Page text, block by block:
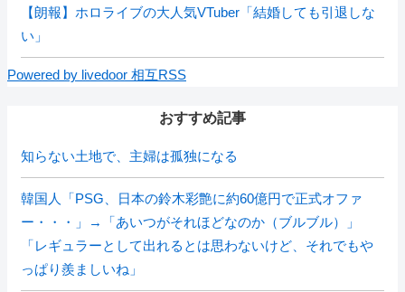
【朗報】ホロライブの大人気VTuber「結婚しても引退しな
い」
Powered by livedoor 相互RSS
おすすめ記事
知らない土地で、主婦は孤独になる
韓国人「PSG、日本の鈴木彩艶に約60億円で正式オファ
ー・・・」→「あいつがそれほどなのか（ブルブル）」
「レギュラーとして出れるとは思わないけど、それでもや
っぱり羨ましいね」